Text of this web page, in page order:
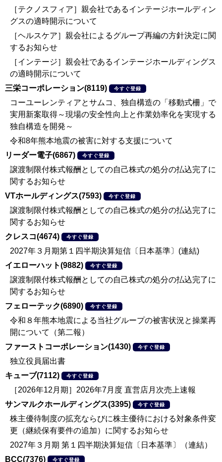
［テクノスフィア］親会社であるインテージホールディン
グスの適時開示について
［ヘルスケア］親会社によるグループ再編の方針決定に関
するお知らせ
［インテージ］親会社であるインテージホールディングス
の適時開示について
三栄コーポレーション(8119)
今すぐ登録
コーユーレンティアとサムコ、独自構造の「移動式柵」で
実用新案取得～現場の安全性向上と作業効率化を実現する
独自構造を開発～
令和8年熊本地震の被害に対する支援について
リーダー電子(6867)
今すぐ登録
譲渡制限付株式報酬としての自己株式の処分の払込完了に
関するお知らせ
VTホールディングス(7593)
今すぐ登録
譲渡制限付株式報酬としての自己株式の処分の払込完了に
関するお知らせ
クレスコ(4674)
今すぐ登録
2027年３月期第１四半期決算短信〔日本基準〕(連結)
イエローハット(9882)
今すぐ登録
譲渡制限付株式報酬としての自己株式の処分の払込完了に
関するお知らせ
フェローテック(6890)
今すぐ登録
令和８年熊本地震による当社グループの被害状況と操業再
開について（第二報）
ファーストコーポレーション(1430)
今すぐ登録
独立役員届出書
キューブ(7112)
今すぐ登録
［2026年12月期］2026年7月度 直営店月次売上速報
サンマルクホールディングス(3395)
今すぐ登録
株主優待制度の拡充ならびに株主優待における対象条件変
更（継続保有要件の追加）に関するお知らせ
2027年３月期 第１四半期決算短信〔日本基準〕（連結）
BCC(7376)
今すぐ登録